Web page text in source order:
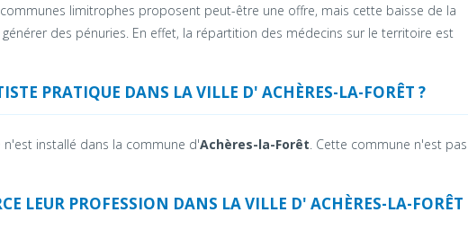
limitrophes proposent peut-être une offre, mais cette baisse de la
des pénuries. En effet, la répartition des médecins sur le territoire est
PRATIQUE DANS LA VILLE D' ACHÈRES-LA-FORÊT ?
installé dans la commune d'Achères-la-Forêt. Cette commune n'est pas
LEUR PROFESSION DANS LA VILLE D' ACHÈRES-LA-FORÊT